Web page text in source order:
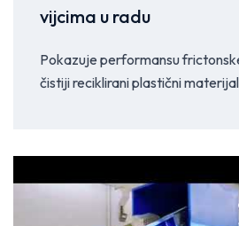
vijcima u radu
Pokazuje performansu
čistiji reciklirani plastični